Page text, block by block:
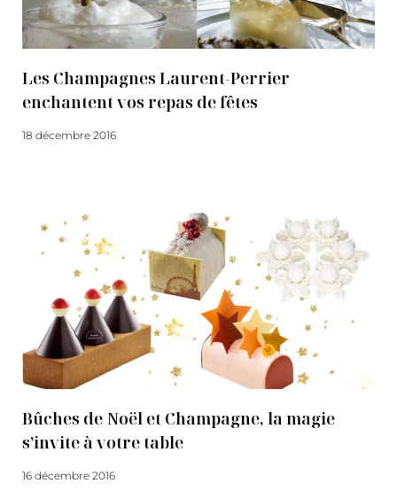
Les Champagnes Laurent-Perrier
enchantent vos repas de fêtes
18 décembre 2016
Bûches de Noël et Champagne, la magie
s’invite à votre table
16 décembre 2016